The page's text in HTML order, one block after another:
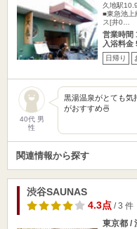
久地駅
■東急池上
ス[井0…
営業時間
入浴料金
日帰り
40代 男
性
黒湯温泉がとても気
がおすすめ🍜
関連情報から探す
渋谷SAUNAS
4.3点/ 3 件
東京都 /